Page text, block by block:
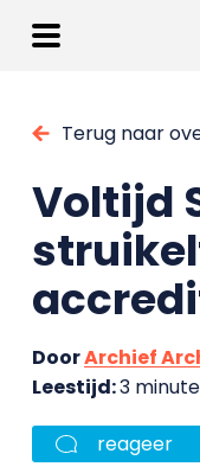
Terug naar
Voltijd
DoorArchief
Leestijd:3
reageer